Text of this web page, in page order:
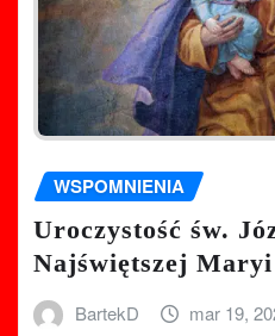
WSPOMNIENIA
Uroczystość św.
Najświętszej Maryi
BartekD mar 19,